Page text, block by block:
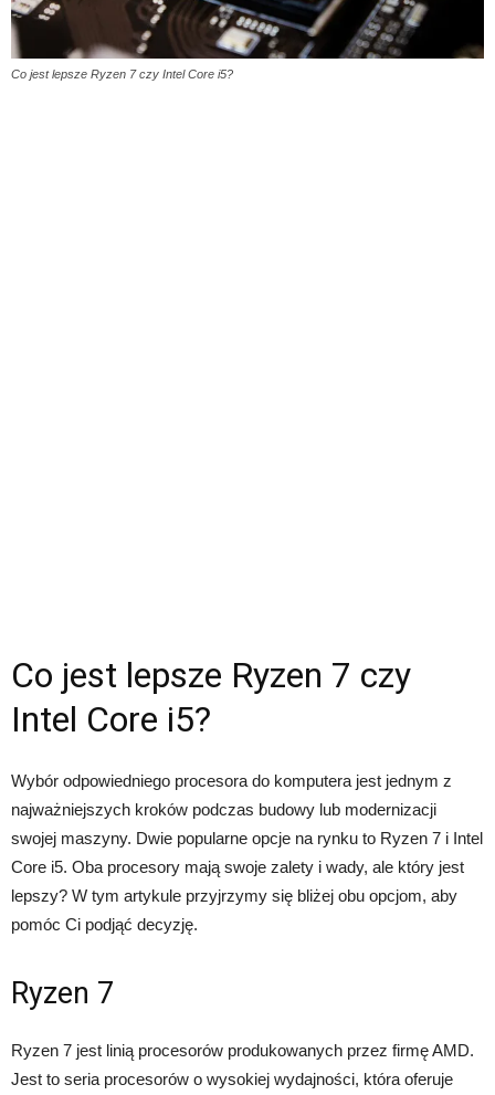
Co jest lepsze Ryzen 7 czy Intel Core i5?
Co jest lepsze Ryzen 7 czy
Intel Core i5?
Wybór odpowiedniego procesora do komputera jest jednym z
najważniejszych kroków podczas budowy lub modernizacji
swojej maszyny. Dwie popularne opcje na rynku to Ryzen 7 i Intel
Core i5. Oba procesory mają swoje zalety i wady, ale który jest
lepszy? W tym artykule przyjrzymy się bliżej obu opcjom, aby
pomóc Ci podjąć decyzję.
Ryzen 7
Ryzen 7 jest linią procesorów produkowanych przez firmę AMD.
Jest to seria procesorów o wysokiej wydajności, która oferuje